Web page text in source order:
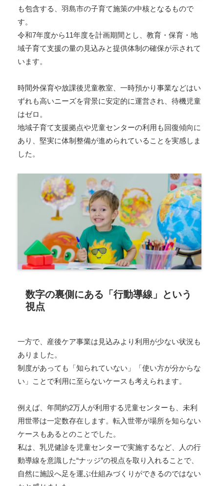
も包含する、羽島市の子育て施策の中核となるもので
す。
令和7年度から11年度を計画期間とし、教育・保育・地
域子育て支援の量の見込みと提供体制の確保が示されて
います。
時間外保育や放課後児童教室、一時預かり事業などはい
ずれも高いニーズを背景に安定的に運営され、待機児童
はゼロ。
地域子育て支援拠点や児童センターの利用も回復傾向に
あり、堅実に体制整備が進められていることを実感しま
した。
数字の裏側にある「行動導線」という
視点
一方で、産後ケア事業は見込みより利用が少ない状況も
ありました。
制度があっても「知られていない」「使い方が分からな
い」ことで利用に至らないケースも考えられます。
例えば、年間約2万人が利用する児童センターも、未利
用世帯は一定数存在します。転入世帯が場所を知らない
ケースもあるとのことでした。
私は、乳児健診を児童センターで実施するなど、人の行
動導線を意識した“ナッジ”の視点を取り入れることで、
自然に施設へ足を運ぶ仕組みづくりができるのではない